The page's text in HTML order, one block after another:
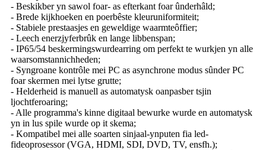
- Beskikber yn sawol foar- as efterkant foar ûnderhâld;
- Brede kijkhoeken en poerbêste kleuruniformiteit;
- Stabiele prestaasjes en geweldige waarmteôffier;
- Leech enerzjyferbrûk en lange libbenspan;
- IP65/54 beskermingswurdearring om perfekt te wurkjen yn alle
waarsomstannichheden;
- Syngroane kontrôle mei PC as asynchrone modus sûnder PC
foar skermen mei lytse grutte;
- Helderheid is manuell as automatysk oanpasber tsjin
ljochtferoaring;
- Alle programma's kinne digitaal bewurke wurde en automatysk
yn in lus spile wurde op it skema;
- Kompatibel mei alle soarten sinjaal-ynputen fia led-
fideoprosessor (VGA, HDMI, SDI, DVD, TV, ensfh.);